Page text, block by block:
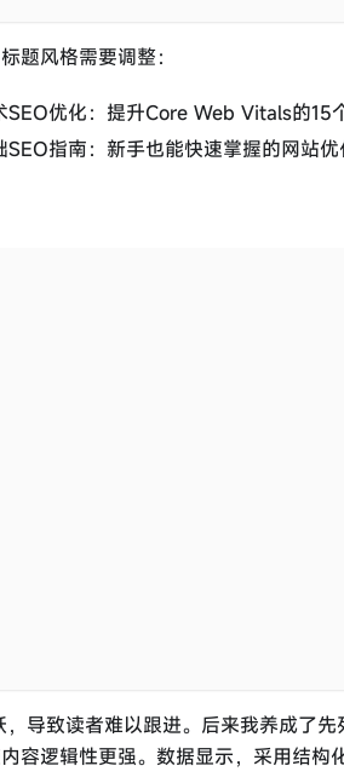
题风格需要调整：
优化：提升Core Web Vitals的15
指南：新手也能快速掌握的网站
导致读者难以跟进。后来我养成了
容逻辑性更强。数据显示，采用结构